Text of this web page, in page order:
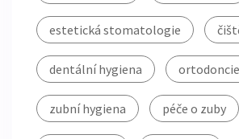
estetická stomatologie
dentální hygiena ortodoncie
zubní hygiena péče o zuby